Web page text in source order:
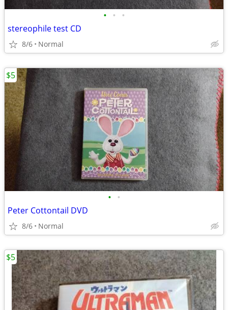
• • •
stereophile test CD
8/6 Normal
• •
Peter Cottontail DVD
8/6 Normal
$5
$5